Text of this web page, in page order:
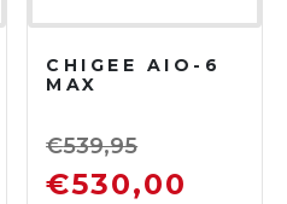
CHIGEE AIO-6
MAX
€539,95
€530,00